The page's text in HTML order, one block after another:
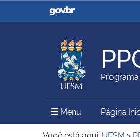
Casa Civil
Ministério da Agricultura,
Pecuária e Abastecimento
Ministério do Meio Ambiente
Menu MenuPágina
Você está aqui: UFSM >